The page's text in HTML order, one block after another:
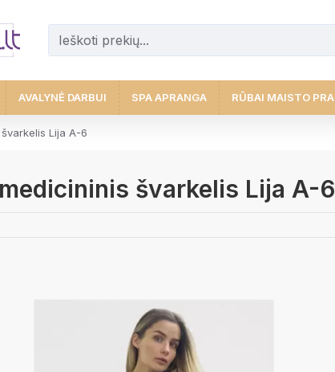
AVALYNĖ DARBUI SPA APRANGA RŪBAI MAISTO
Lija A-6
švarkelis Lija A-6